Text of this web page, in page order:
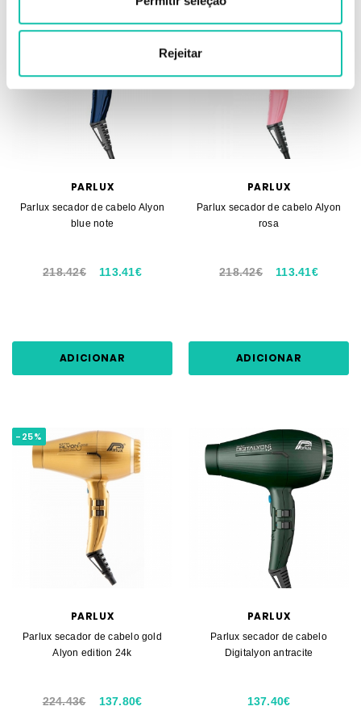
Rejeitar
PARLUX
Parlux secador de cabelo Alyon
blue note
218.42€ 113.41€
ADICIONAR
-37%
PARLUX
Parlux secador de cabelo Alyon
rosa
218.42€ 113.41€
ADICIONAR
-25%
PARLUX
Parlux secador de cabelo gold
Alyon edition 24k
224.43€ 137.80€
PARLUX
Parlux secador de cabelo
Digitalyon antracite
137.40€